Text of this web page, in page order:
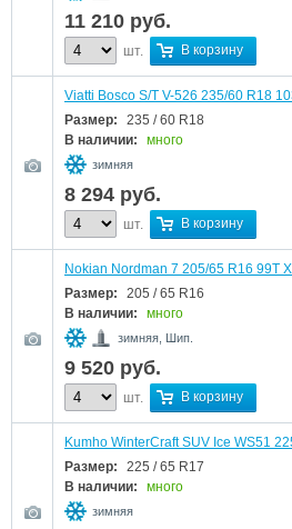
11 210 руб.
шт. В корзину
Viatti Bosco S/T V-526 235/60 R18
Размер:
235 / 60 R18
В наличии:
много
зимняя
8 294 руб.
шт. В корзину
Nokian Nordman 7 205/65 R16 99T
Размер:
205 / 65 R16
В наличии:
много
зимняя, Шип.
9 520 руб.
шт. В корзину
Kumho WinterCraft SUV Ice WS51
Размер:
225 / 65 R17
В наличии:
много
зимняя